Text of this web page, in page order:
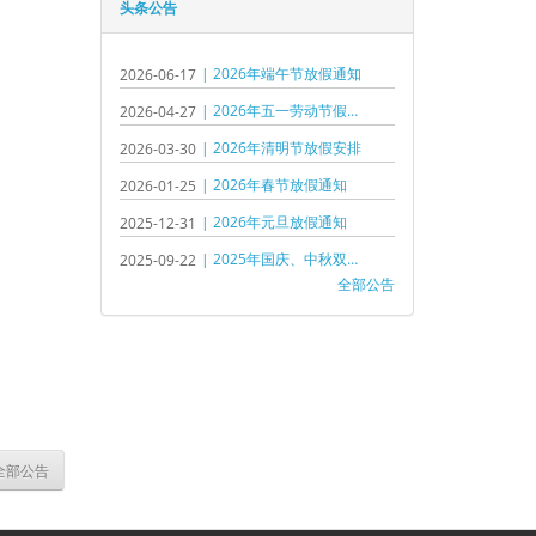
部公告
头条公告
2026-06-17 | 2026年端午节放假通知
2026-04-27
| 2026年五一劳动节假期通知
2026-03-30 | 2026年清明节放假安排
2026-01-25 | 2026年春节放假通知
2025-12-31 | 2026年元旦放假通知
2025-09-22
| 2025年国庆、中秋双节假期通知
全部公告